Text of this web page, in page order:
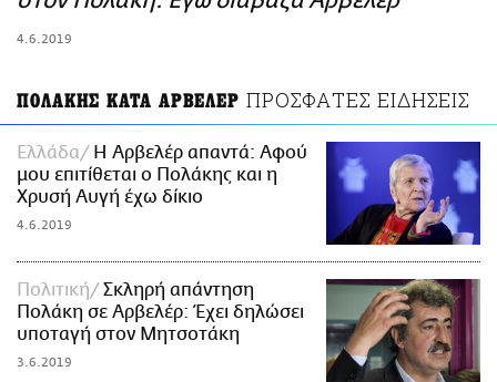
4.6.2019
ΠΟΛΑΚΗΣ ΚΑΤΑ ΑΡΒΕΛΕΡ ΠΡΟΣΦΑΤΕΣ ΕΙΔΗΣΕΙΣ
Ελλάδα
Η Αρβελέρ απαντά: Αφού
μου επιτίθεται o Πολάκης και η
Χρυσή Αυγή έχω δίκιο
4.6.2019
Πολιτική
Σκληρή απάντηση
Πολάκη σε Αρβελέρ: Έχει δηλώσει
υποταγή στον Μητσοτάκη
3.6.2019